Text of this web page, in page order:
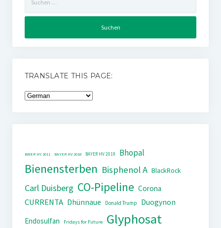
nach:
TRANSLATE THIS PAGE:
BAYER HV 2011 BAYER HV 2018 BAYER HV 2019 Bhopal
Bienensterben Bisphenol A BlackRock
Carl Duisberg CO-Pipeline Corona
CURRENTA Dhünnaue Donald Trump
Duogynon
Endosulfan
Fridays for Future Glyphosat